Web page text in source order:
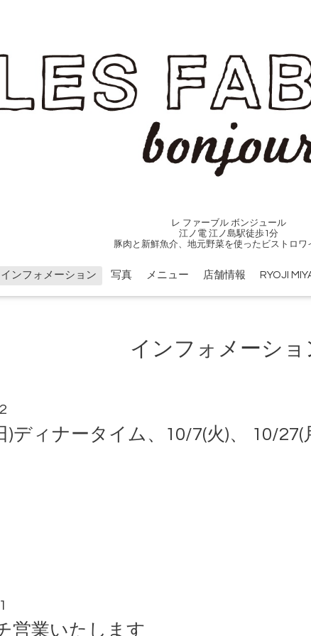
レ ファーブル ボンジュール
江ノ電 江ノ島駅徒歩1分
豚肉と新鮮魚介、地元野菜を使ったビストロワ
インフォメーション 写真 メニュー 店舗情報 RYOJI
インフォメーショ
)ディナータイム、10/7(火)、 10/
営業いたします